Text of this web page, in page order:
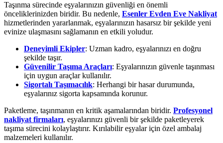
Taşınma sürecinde eşyalarınızın güvenliği en önemli
önceliklerinizden biridir. Bu nedenle, Esenler Evden Eve Nakliyat
hizmetlerinden yararlanmak, eşyalarınızın hasarsız bir şekilde yeni
evinize ulaşmasını sağlamanın en etkili yoludur.
Deneyimli Ekipler: Uzman kadro, eşyalarınızı en doğru
şekilde taşır.
Güvenilir Taşıma Araçları: Eşyalarınızın güvenle taşınması
için uygun araçlar kullanılır.
Sigortalı Taşımacılık: Herhangi bir hasar durumunda,
eşyalarınız sigorta kapsamında korunur.
Paketleme, taşınmanın en kritik aşamalarından biridir. Profesyonel
nakliyat firmaları, eşyalarınızı güvenli bir şekilde paketleyerek
taşıma sürecini kolaylaştırır. Kırılabilir eşyalar için özel ambalaj
malzemeleri kullanılır.